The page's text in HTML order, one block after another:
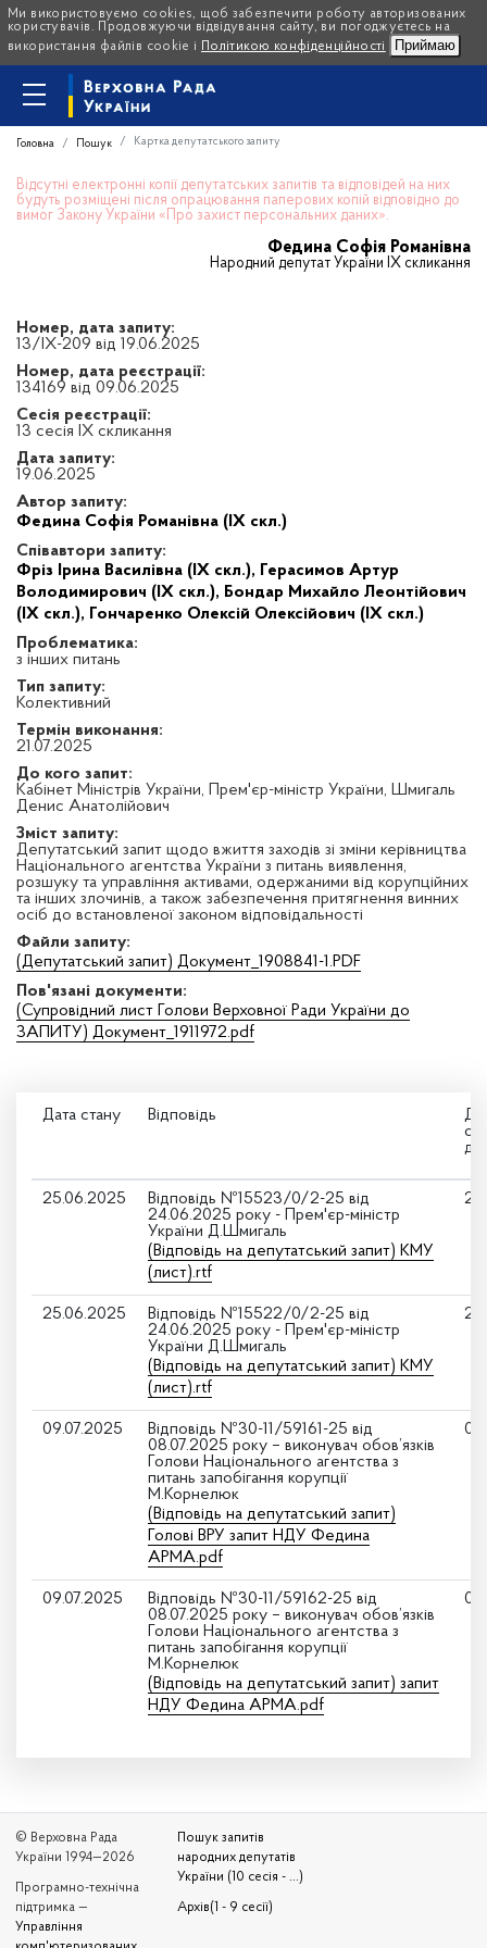
Ми використовуємо cookies, щоб забезпечити роботу авторизованих
користувачів. Продовжуючи відвідування сайту, ви погоджуєтесь на
використання файлів cookie і
Політикою конфіденційності Приймаю
Головна Пошук Картка депутатського запиту
Відсутні електронні копії депутатських запитів та відповідей на них
будуть розміщені після опрацювання паперових копій відповідно до
вимог Закону України «Про захист персональних даних».
Федина Софія Романівна
Народний депутат України IX скликання
Номер, дата запиту:
13/IX-209 від 19.06.2025
Номер, дата реєстрації:
134169 від 09.06.2025
Сесія реєстрації:
13 сесія IX скликання
Дата запиту:
19.06.2025
Автор запиту:
Федина Софія Романівна (IX скл.)
Співавтори запиту:
Фріз Ірина Василівна (IX скл.), Герасимов Артур
Володимирович (IX скл.), Бондар Михайло Леонтійович
(IX скл.), Гончаренко Олексій Олексійович (IX скл.)
Проблематика:
з інших питань
Тип запиту:
Колективний
Термін виконання:
21.07.2025
До кого запит:
Кабінет Міністрів України, Прем'єр-міністр України, Шмигаль
Денис Анатолійович
Зміст запиту:
Депутатський запит щодо вжиття заходів зі зміни керівництва
Національного агентства України з питань виявлення,
розшуку та управління активами, одержаними від корупційних
та інших злочинів, а також забезпечення притягнення винних
осіб до встановленої законом відповідальності
Файли запиту:
(Депутатський запит) Документ_1908841-1.PDF
Пов'язані документи:
(Супровідний лист Голови Верховної Ради України до
ЗАПИТУ) Документ_1911972.pdf
Дата стану Відповідь
25.06.2025
Відповідь №15523/0/2-25 від
24.06.2025 року - Прем'єр-міністр
України Д.Шмигаль
(Відповідь на депутатський запит) КМУ
(лист).rtf
25.06.2025
Відповідь №15522/0/2-25 від
24.06.2025 року - Прем'єр-міністр
України Д.Шмигаль
(Відповідь на депутатський запит) КМУ
(лист).rtf
09.07.2025
Відповідь №30-11/59161-25 від
08.07.2025 року – виконувач обов’язків
Голови Національного агентства з
питань запобігання корупції
М.Корнелюк
(Відповідь на депутатський запит)
Голові ВРУ запит НДУ Федина
АРМА.pdf
09.07.2025
Відповідь №30-11/59162-25 від
08.07.2025 року – виконувач обов’язків
Голови Національного агентства з
питань запобігання корупції
М.Корнелюк
(Відповідь на депутатський запит) запит
НДУ Федина АРМА.pdf
© Верховна Рада
України 1994—2026
Програмно-технічна
підтримка —
Управління
Пошук запитів
народних депутатів
України (10 сесія - ...)
Архів(1 - 9 сесії)